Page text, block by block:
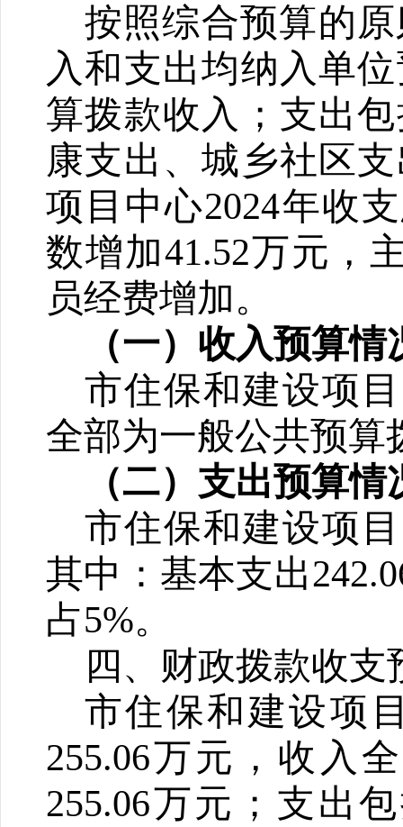
按照综合预算的
入和支出均纳入单
算拨款收入；支出
康支出、城乡社区
项目中心2024年收
数增加41.52万元，
员经费增加。
（一）收入预算情
市住保和建设项
全部为一般公共预算
（二）支出预算情
市住保和建设项
其中：基本支出
占5%。
四、财政拨款收支
市住保和建设项
255.06万元 ， 收入
255.06万元；支出